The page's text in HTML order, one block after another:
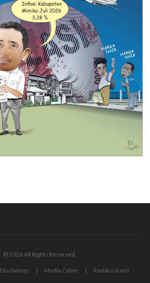
© 2026 All Rights Reserved
Disclaimer Media Cyber Redaksi Kami